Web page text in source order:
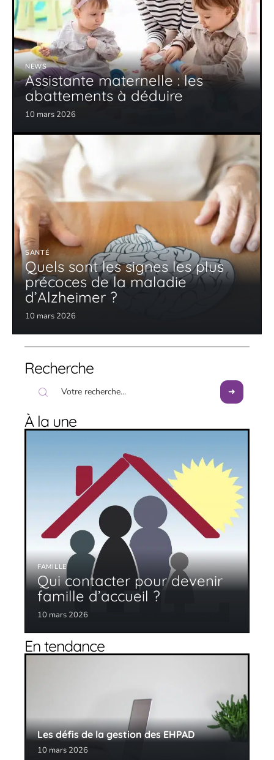
NEWS
Assistante maternelle : les
abattements à déduire
10 mars 2026
SANTÉ
Quels sont les signes les plus
précoces de la maladie
d’Alzheimer ?
10 mars 2026
Recherche
À la une
FAMILLE
Qui contacter pour devenir
famille d’accueil ?
10 mars 2026
En tendance
Les défis de la gestion des EHPAD
10 mars 2026